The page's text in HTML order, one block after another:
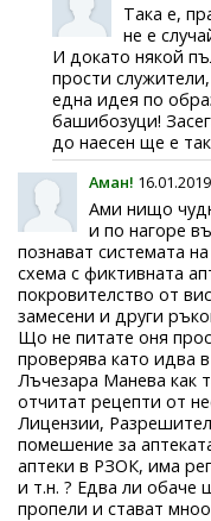
Така е,
не е
И докато някой
прости
една идея по
башибозуци!
до наесен ще е
Аман!
Ами нищо
и по нагоре
познават системата
схема с фиктивната
покровителство от
замесени и други
Що не питате оня
проверява като идва
Лъчезара Манева как
отчитат рецепти от
Лицензии,
помешение за
аптеки в РЗОК, има
и т.н. ? Едва ли обаче
пропели и стават